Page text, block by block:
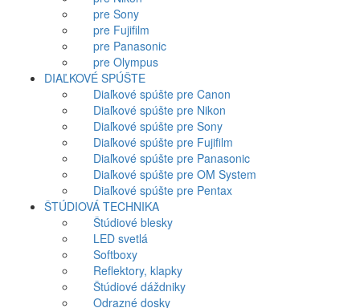
pre Sony
pre Fujifilm
pre Panasonic
pre Olympus
DIAĽKOVÉ SPÚŠTE
Diaľkové spúšte pre Canon
Diaľkové spúšte pre Nikon
Diaľkové spúšte pre Sony
Diaľkové spúšte pre Fujifilm
Diaľkové spúšte pre Panasonic
Diaľkové spúšte pre OM System
Diaľkové spúšte pre Pentax
ŠTÚDIOVÁ TECHNIKA
Štúdiové blesky
LED svetlá
Softboxy
Reflektory, klapky
Štúdiové dáždniky
Odrazné dosky